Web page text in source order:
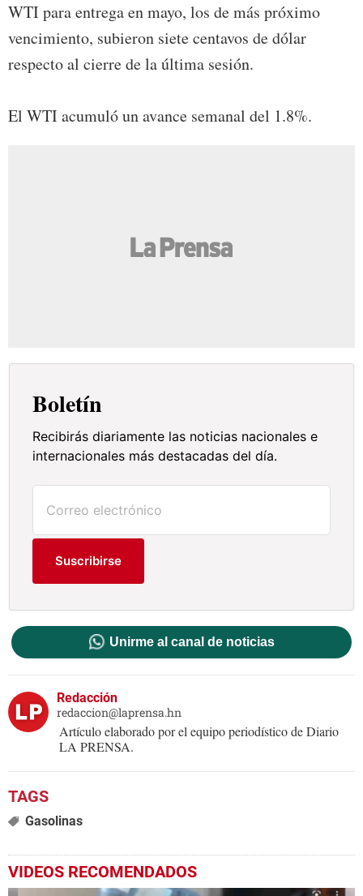
WTI para entrega en mayo, los de más próximo
vencimiento, subieron siete centavos de dólar
respecto al cierre de la última sesión.
El WTI acumuló un avance semanal del 1.8%.
Boletín
Recibirás diariamente las noticias nacionales e
internacionales más destacadas del día.
Suscribirse
Unirme al canal de noticias
Redacción
redaccion@laprensa.hn
Artículo elaborado por el equipo periodístico de Diario
LA PRENSA.
Gasolinas
VIDEOS RECOMENDADOS